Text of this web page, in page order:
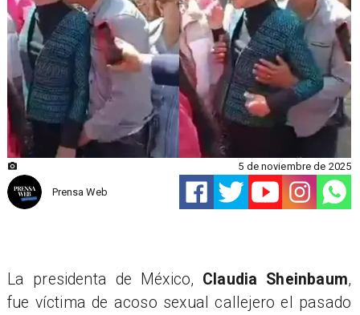
Prensa Web
5 de noviembre de 2025
La presidenta de México, Claudia Sheinbaum,
fue víctima de acoso sexual callejero el pasado